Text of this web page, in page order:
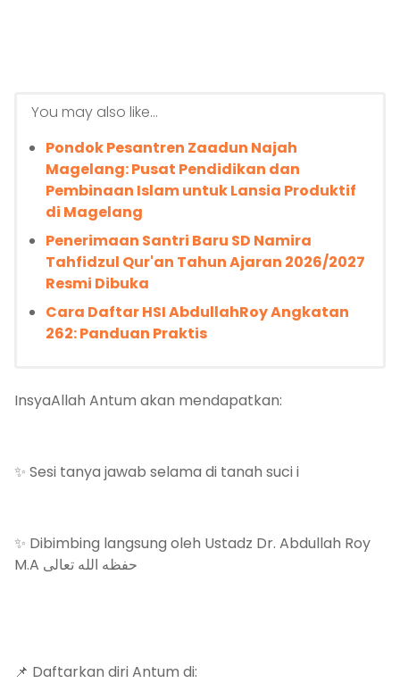
You may also like...
Pondok Pesantren Zaadun Najah
Magelang: Pusat Pendidikan dan
Pembinaan Islam untuk Lansia Produktif
di Magelang
Penerimaan Santri Baru SD Namira
Tahfidzul Qur'an Tahun Ajaran 2026/2027
Resmi Dibuka
Cara Daftar HSI AbdullahRoy Angkatan
262: Panduan Praktis
InsyaAllah Antum akan mendapatkan:
✨ Sesi tanya jawab selama di tanah suci i
✨ Dibimbing langsung oleh Ustadz Dr. Abdullah Roy
📌 Daftarkan diri Antum di: